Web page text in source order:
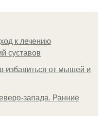
к лечению
суставов
избавиться от мышей и
запада. Ранние